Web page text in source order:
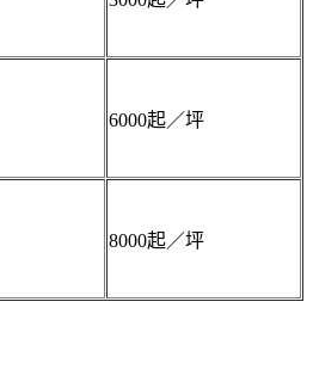
6000起／坪
8000起／坪